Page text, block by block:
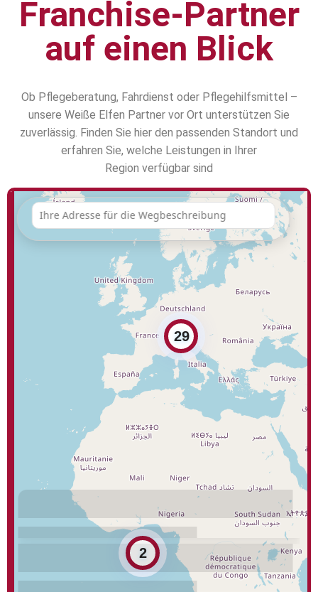
Franchise-Partner
auf einen Blick
Ob Pflegeberatung, Fahrdienst oder Pflegehilfsmittel –
unsere Weiße Elfen Partner vor Ort unterstützen Sie
zuverlässig. Finden Sie hier den passenden Standort und
erfahren Sie, welche Leistungen in Ihrer
Region verfügbar sind